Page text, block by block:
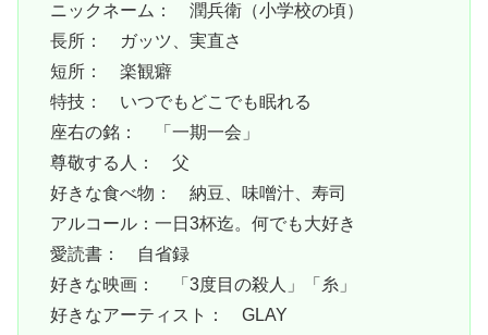
ニックネーム： 潤兵衛（小学校の頃）
長所： ガッツ、実直さ
短所： 楽観癖
特技： いつでもどこでも眠れる
座右の銘： 「一期一会」
尊敬する人： 父
好きな食べ物： 納豆、味噌汁、寿司
アルコール：一日3杯迄。何でも大好き
愛読書： 自省録
好きな映画： 「3度目の殺人」「糸」
好きなアーティスト： GLAY